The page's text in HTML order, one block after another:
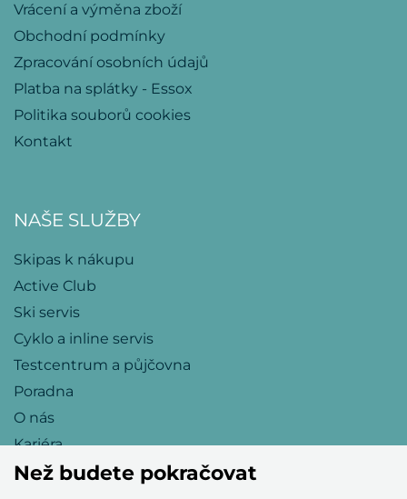
Vrácení a výměna zboží
Obchodní podmínky
Zpracování osobních údajů
Platba na splátky - Essox
Politika souborů cookies
Kontakt
NAŠE SLUŽBY
Skipas k nákupu
Active Club
Ski servis
Cyklo a inline servis
Testcentrum a půjčovna
Poradna
O nás
Kariéra
Než budete pokračovat